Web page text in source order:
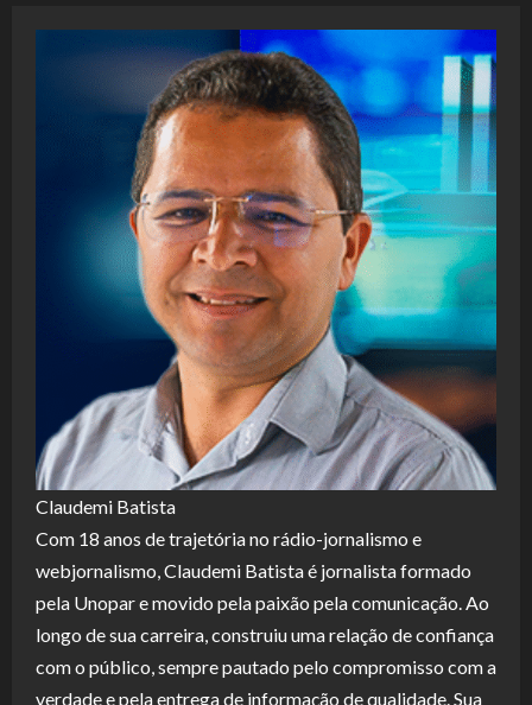
Claudemi Batista
Com 18 anos de trajetória no rádio-jornalismo e
webjornalismo, Claudemi Batista é jornalista formado
pela Unopar e movido pela paixão pela comunicação. Ao
longo de sua carreira, construiu uma relação de confiança
com o público, sempre pautado pelo compromisso com a
verdade e pela entrega de informação de qualidade. Sua